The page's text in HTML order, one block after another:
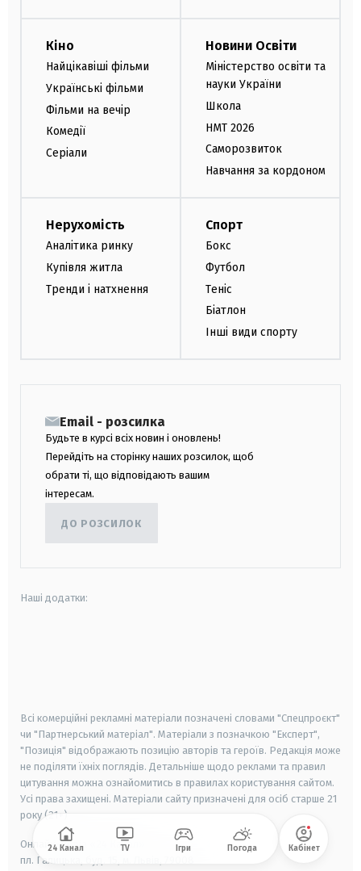
Кіно
Найцікавіші фільми
Українські фільми
Фільми на вечір
Комедії
Серіали
Новини Освіти
Міністерство освіти та
науки України
Школа
НМТ 2026
Саморозвиток
Навчання за кордоном
Нерухомість
Аналітика ринку
Купівля житла
Тренди і натхнення
Спорт
Бокс
Футбол
Теніс
Біатлон
Інші види спорту
Email - розсилка
Будьте в курсі всіх новин і оновлень!
Перейдіть на сторінку наших розсилок, щоб
обрати ті, що відповідають вашим
інтересам.
ДО РОЗСИЛОК
Наші додатки:
Всі комерційні рекламні матеріали позначені словами "Спецпроєкт"
чи "Партнерський матеріал". Матеріали з позначкою "Експерт",
"Позиція" відображають позицію авторів та героїв. Редакція може
не поділяти їхніх поглядів. Детальніше щодо реклами та правил
цитування можна ознайомитись в правилах користування сайтом.
Усі права захищені. Матеріали сайту призначені для осіб старше 21
року (21+)
Онлайн-медіа «24 Канал»
пл. Галицька, буд. 15, м. Львів, 79008
24 Канал TV Ігри Погода Кабінет